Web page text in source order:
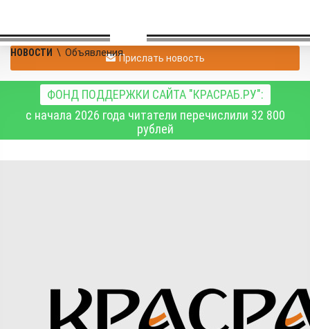
НОВОСТИ \ ОбъявленияПрислать новость
ФОНД ПОДДЕРЖКИ САЙТА "КРАСРАБ.РУ":
с начала 2026 года читатели перечислили 32 800
рублей
1